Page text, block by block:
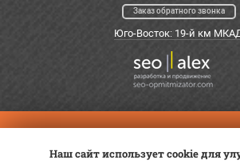
Заказ обратного звонка
Юго-Восток: 19-й км
Доставка
Сервис
Наш сайт использует cookie для